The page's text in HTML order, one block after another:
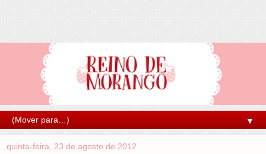
▼
quinta-feira, 23 de agosto de 2012